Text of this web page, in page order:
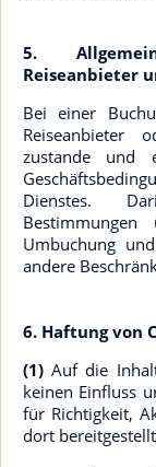
5.
Reiseanbieter
Bei einer
Reiseanbieter
zustande und
Dienstes.
Umbuchung
andere
6. Haftung von
(1) Auf die
keinen Einfluss
für Richtigkeit,
dort